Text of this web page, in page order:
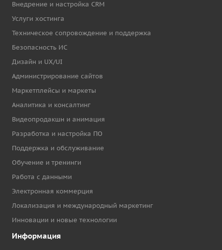
Внедрение и настройка CRM
Услуги хостинга
Техническое сопровождение и поддержка
Безопасность ИС
Дизайн и UX/UI
Администрирование сайтов
Маркетплейсы и маркеты
Аналитика и консалтинг
Видеопродакшн и анимация
Разработка и настройка ПО
Поддержка и обслуживание
Обучение и тренинги
Работа с данными
Электронная коммерция
Локализация и международный маркетинг
Инновации и новые технологии
Информация